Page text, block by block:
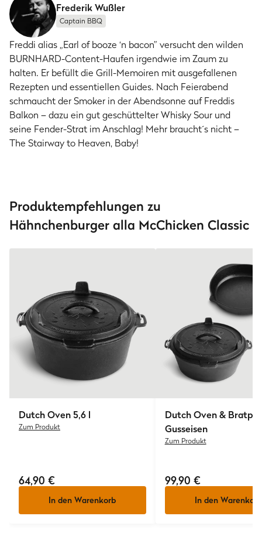
Frederik Wußler
Captain BBQ
Freddi alias „Earl of booze ‘n bacon” versucht den wilden
BURNHARD-Content-Haufen irgendwie im Zaum zu
halten. Er befüllt die Grill-Memoiren mit ausgefallenen
Rezepten und essentiellen Guides. Nach Feierabend
schmaucht der Smoker in der Abendsonne auf Freddis
Balkon – dazu ein gut geschüttelter Whisky Sour und
seine Fender-Strat im Anschlag! Mehr braucht´s nicht –
The Stairway to Heaven, Baby!
Produktempfehlungen zu
Hähnchenburger alla McChicken Classic
Dutch Oven 5,6 l
Zum Produkt
64,90 €
In den Warenkorb
Dutch Oven &
Gusseisen
Zum Produkt
99,90 €
In den Warenkorb